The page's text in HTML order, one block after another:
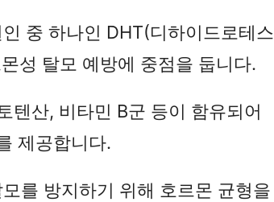
중 하나인 DHT(디하이드로테스
성 탈모 예방에 중점을 둡니다.
텐산, 비타민 B군 등이 함유되어
제공합니다.
를 방지하기 위해 호르몬 균형을
바로가기